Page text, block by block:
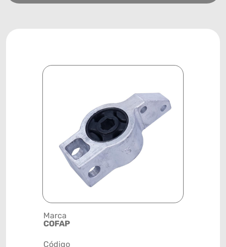
Marca
COFAP
Código